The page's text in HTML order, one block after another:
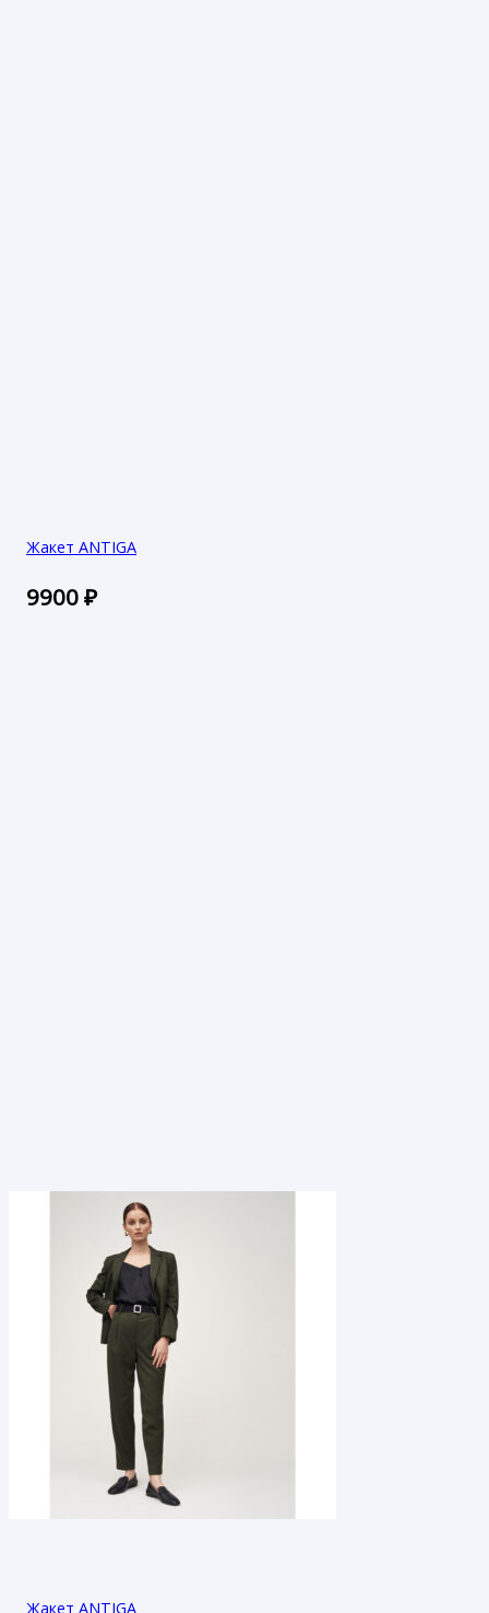
Жакет ANTIGA
9900₽
Жакет ANTIGA